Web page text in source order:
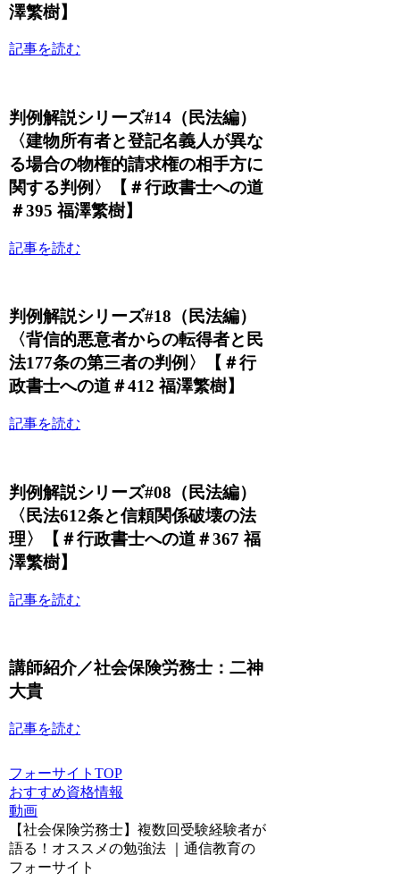
澤繁樹】
記事を読む
判例解説シリーズ#14（民法編）
〈建物所有者と登記名義人が異な
る場合の物権的請求権の相手方に
関する判例〉【＃行政書士への道
＃395 福澤繁樹】
記事を読む
判例解説シリーズ#18（民法編）
〈背信的悪意者からの転得者と民
法177条の第三者の判例〉【＃行
政書士への道＃412 福澤繁樹】
記事を読む
判例解説シリーズ#08（民法編）
〈民法612条と信頼関係破壊の法
理〉【＃行政書士への道＃367 福
澤繁樹】
記事を読む
講師紹介／社会保険労務士：二神
大貴
記事を読む
フォーサイトTOP
おすすめ資格情報
動画
【社会保険労務士】複数回受験経験者が
語る！オススメの勉強法 ｜通信教育の
フォーサイト